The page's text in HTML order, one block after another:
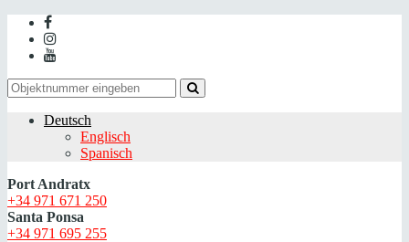
Deutsch
Englisch
Spanisch
Port Andratx
+34 971 671 250
Santa Ponsa
+34 971 695 255